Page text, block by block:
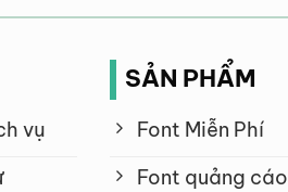
vụ
SẢN PHẨM
Font Miễn Phí
Font quảng cáo